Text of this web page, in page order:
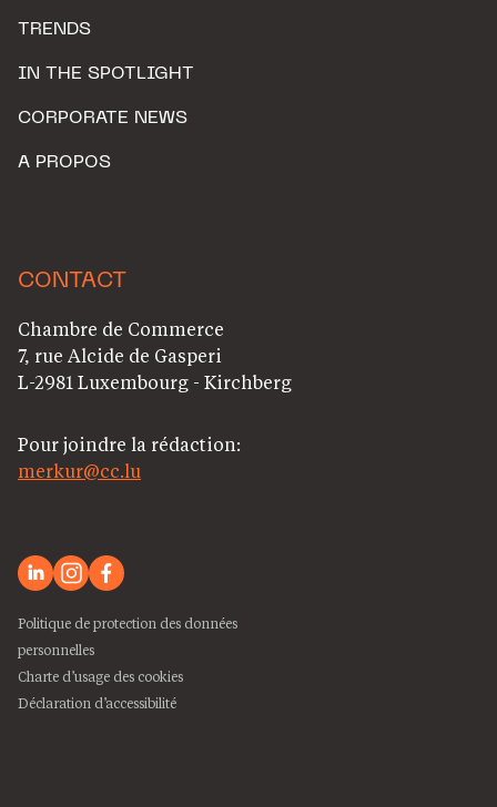
TRENDS
IN THE SPOTLIGHT
CORPORATE NEWS
A PROPOS
CONTACT
Chambre de Commerce
7, rue Alcide de Gasperi
L-2981 Luxembourg - Kirchberg
Pour joindre la rédaction:
merkur@cc.lu
Politique de protection des données
personnelles
Charte d’usage des cookies
Déclaration d’accessibilité